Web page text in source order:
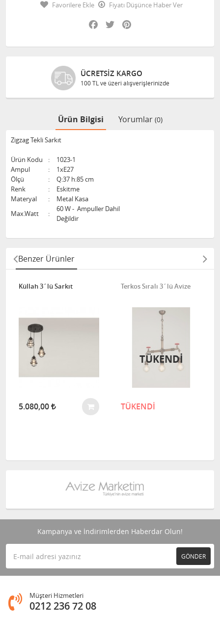
Favorilere Ekle
Fiyatı Düşünce Haber Ver
Facebook
Twitter
ÜCRETSIZ KARGO
100 TL ve üzeri alışverişlerinizde
Ürün Bilgisi Yorumlar (0)
Zigzag Tekli Sarkıt
Ürün Kodu :
1023-1
Ampul
:
1xE27
Ölçü
:
Q:37 h:85 cm
Renk
:
Eskitme
Materyal
:
Metal Kasa
Max.Watt
:
60 W - Ampuller Dahil
Değildir
Benzer Ürünler
Küllah 3´lü Sarkıt
5.080,00
Terkos Sıralı 3´lü Avize
TÜKENDİ
TÜKENDİ
Kampanya ve İndirimlerden Haberdar Olun!
GÖNDER
Müşteri Hizmetleri
0212 236 72 08